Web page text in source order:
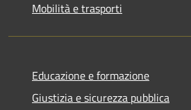
Mobilità e trasporti
Educazione e formazione
Giustizia e sicurezza pubblica